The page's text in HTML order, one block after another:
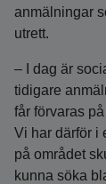
anmälningar
utrett.
– I dag är
tidigare
får förvaras
Vi har därför i
på området
kunna söka